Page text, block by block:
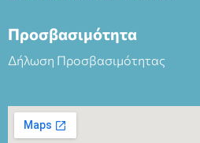
Προσβασιμότητα
Δήλωση Προσβασιμότητας